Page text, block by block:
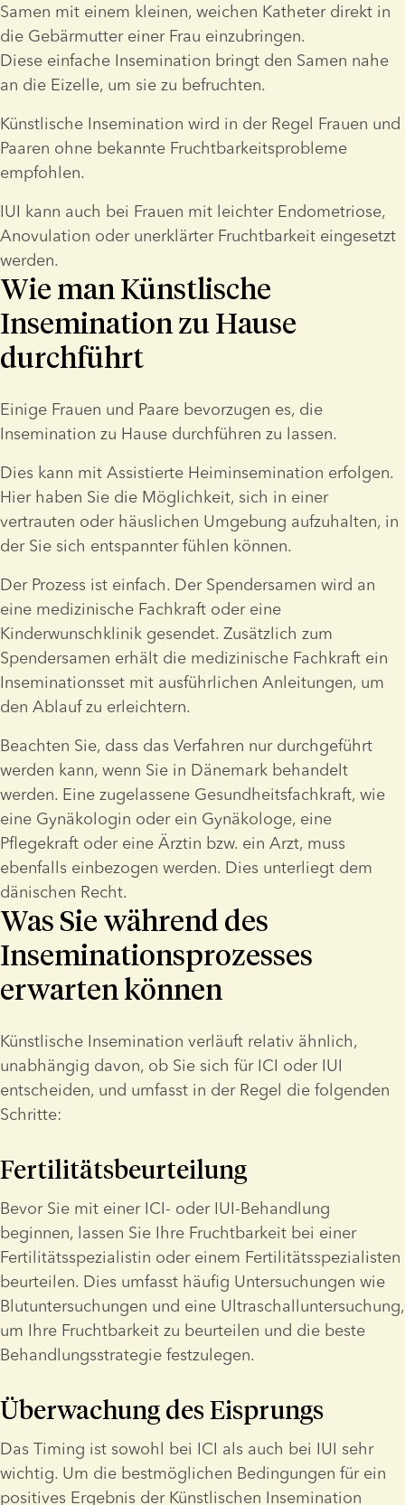
Samen mit einem kleinen, weichen Katheter direkt in
die Gebärmutter einer Frau einzubringen.
Diese einfache Insemination bringt den Samen nahe
an die Eizelle, um sie zu befruchten.
Künstlische Insemination wird in der Regel Frauen und
Paaren ohne bekannte Fruchtbarkeitsprobleme
empfohlen.
IUI kann auch bei Frauen mit leichter Endometriose,
Anovulation oder unerklärter Fruchtbarkeit eingesetzt
werden.
Wie man Künstlische
Insemination zu Hause
durchführt
Einige Frauen und Paare bevorzugen es, die
Insemination zu Hause durchführen zu lassen.
Dies kann mit Assistierte Heiminsemination erfolgen.
Hier haben Sie die Möglichkeit, sich in einer
vertrauten oder häuslichen Umgebung aufzuhalten, in
der Sie sich entspannter fühlen können.
Der Prozess ist einfach. Der Spendersamen wird an
eine medizinische Fachkraft oder eine
Kinderwunschklinik gesendet. Zusätzlich zum
Spendersamen erhält die medizinische Fachkraft ein
Inseminationsset mit ausführlichen Anleitungen, um
den Ablauf zu erleichtern.
Beachten Sie, dass das Verfahren nur durchgeführt
werden kann, wenn Sie in Dänemark behandelt
werden. Eine zugelassene Gesundheitsfachkraft, wie
eine Gynäkologin oder ein Gynäkologe, eine
Pflegekraft oder eine Ärztin bzw. ein Arzt, muss
ebenfalls einbezogen werden. Dies unterliegt dem
dänischen Recht.
Was Sie während des
Inseminationsprozesses
erwarten können
Künstlische Insemination verläuft relativ ähnlich,
unabhängig davon, ob Sie sich für ICI oder IUI
entscheiden, und umfasst in der Regel die folgenden
Schritte:
Fertilitätsbeurteilung
Bevor Sie mit einer ICI- oder IUI-Behandlung
beginnen, lassen Sie Ihre Fruchtbarkeit bei einer
Fertilitätsspezialistin oder einem Fertilitätsspezialisten
beurteilen. Dies umfasst häufig Untersuchungen wie
Blutuntersuchungen und eine Ultraschalluntersuchung,
um Ihre Fruchtbarkeit zu beurteilen und die beste
Behandlungsstrategie festzulegen.
Überwachung des Eisprungs
Das Timing ist sowohl bei ICI als auch bei IUI sehr
wichtig. Um die bestmöglichen Bedingungen für ein
positives Ergebnis der Künstlischen Insemination